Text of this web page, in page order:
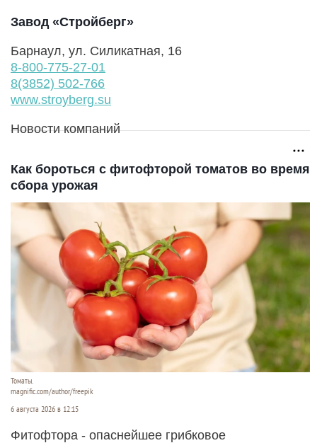
Завод «Стройберг»
Барнаул, ул. Силикатная, 16
8-800-775-27-01
8(3852) 502-766
www.stroyberg.su
Новости компаний
Как бороться с фитофторой томатов во время
сбора урожая
Томаты.
magnific.com/author/freepik
6 августа 2026 в 12:15
Фитофтора - опаснейшее грибковое